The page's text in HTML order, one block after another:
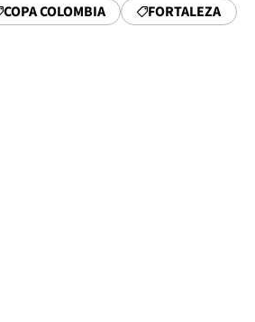
COPA COLOMBIA FORTALEZA